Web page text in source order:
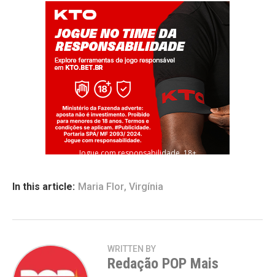
Jogue com responsabilidade. 18+
In this article: Maria Flor, Virgínia
WRITTEN BY
Redação POP Mais